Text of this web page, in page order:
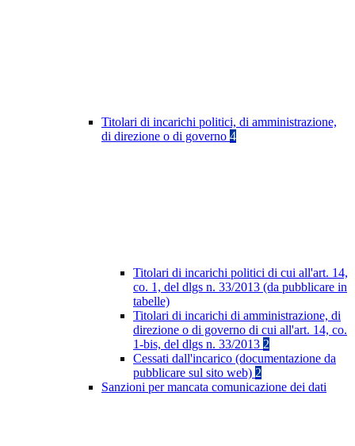
Titolari di incarichi politici, di amministrazione,
di direzione o di governo 4
Titolari di incarichi politici di cui all'art. 14,
co. 1, del dlgs n. 33/2013 (da pubblicare in
tabelle)
Titolari di incarichi di amministrazione, di
direzione o di governo di cui all'art. 14, co.
1-bis, del dlgs n. 33/2013 2
Cessati dall'incarico (documentazione da
pubblicare sul sito web) 2
Sanzioni per mancata comunicazione dei dati